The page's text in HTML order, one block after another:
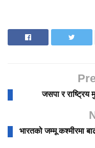
जसपा र राष्ट्रिय
भारतको जम्मू कश्मीरमा